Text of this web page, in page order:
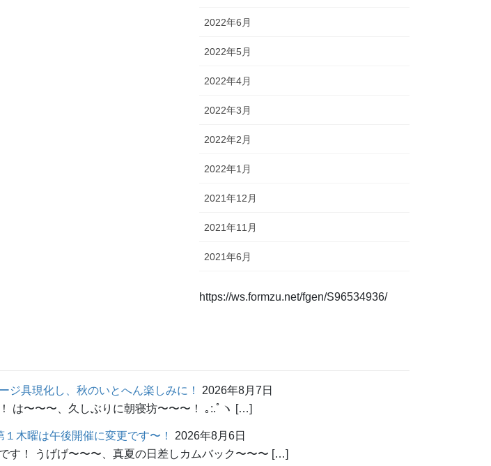
2022年6月
2022年5月
2022年4月
2022年3月
2022年2月
2022年1月
2021年12月
2021年11月
2021年6月
https://ws.formzu.net/fgen/S96534936/
ジ具現化し、秋のいとへん楽しみに！
2026年8月7日
は〜〜〜、久しぶりに朝寝坊〜〜〜！ ｡:.ﾟヽ […]
木曜は午後開催に変更です〜！
2026年8月6日
す！ うげげ〜〜〜、真夏の日差しカムバック〜〜〜 […]